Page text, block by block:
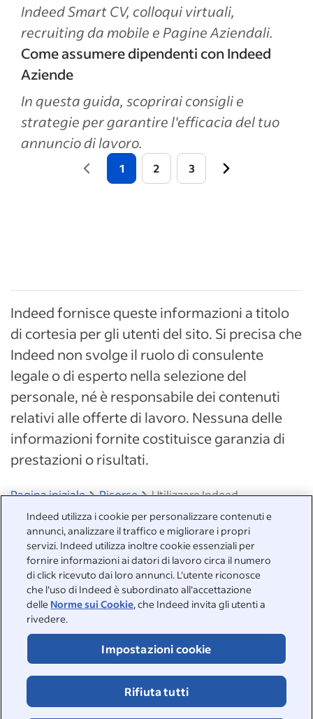
Indeed utilizza i cookie per personalizzare contenuti e
annunci, analizzare il traffico e migliorare i propri
servizi. Indeed utilizza inoltre cookie essenziali per
fornire informazioni ai datori di lavoro circa il numero
di click ricevuto dai loro annunci. L'utente riconosce
che l'uso di Indeed è subordinato all'accettazione
delle Norme sui Cookie, che Indeed invita gli utenti a
rivedere.
Impostazioni cookie
Rifiuta tutti
Indeed Smart CV, colloqui virtuali,
recruiting da mobile e Pagine Aziendali.
Come assumere dipendenti con Indeed
Aziende
In questa guida, scoprirai consigli e
strategie per garantire l'efficacia del tuo
annuncio di lavoro.
1 2 3
Indeed fornisce queste informazioni a titolo
di cortesia per gli utenti del sito. Si precisa che
Indeed non svolge il ruolo di consulente
legale o di esperto nella selezione del
personale, né è responsabile dei contenuti
relativi alle offerte di lavoro. Nessuna delle
informazioni fornite costituisce garanzia di
prestazioni o risultati.
Pagina iniziale Risorse Utilizzare Indeed
Siamo pronti ad aiutarti
Visita il nostro Centro di supporto per consultare le risposte
alle domande più frequenti oppure contattaci direttamente.
Centro di supporto
Contatta il supporto